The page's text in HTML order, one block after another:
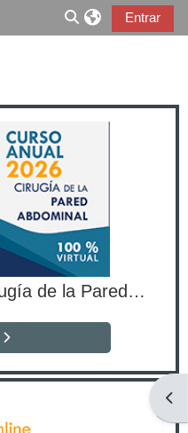
Entrar
Curso Anual 2026 Cirugía de la Pared Abdominal